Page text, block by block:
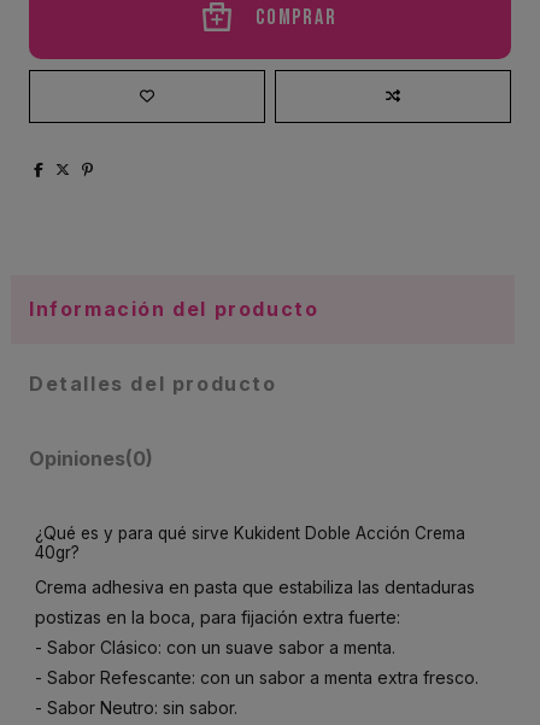
Comprar
Información del producto
Detalles del producto
Opiniones(0)
¿Qué es y para qué sirve Kukident Doble Acción Crema
40gr?
Crema adhesiva en pasta que estabiliza las dentaduras
postizas en la boca, para fijación extra fuerte:
- Sabor Clásico: con un suave sabor a menta.
- Sabor Refescante: con un sabor a menta extra fresco.
- Sabor Neutro: sin sabor.